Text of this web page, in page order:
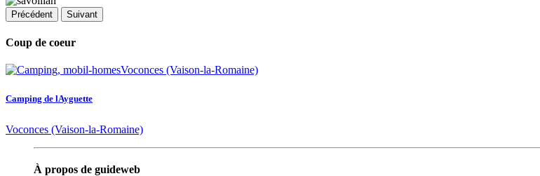
Précédent Suivant
Coup de coeur
Camping de lAyguette
Voconces (Vaison-la-Romaine)
À propos de guideweb